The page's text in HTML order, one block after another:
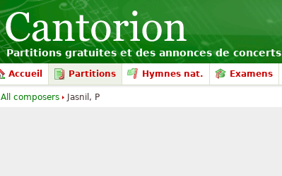
Partitions gratuites et des annonces de concerts
Accueil Partitions Hymnes nat. Examens
All composers Jasnil, P